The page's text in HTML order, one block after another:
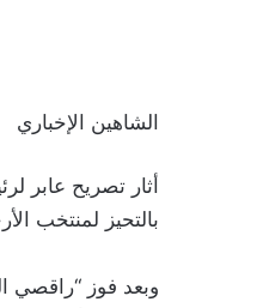
الشاهين الإخباري
أثار تصريح عابر
بالتحيز لمنتخب